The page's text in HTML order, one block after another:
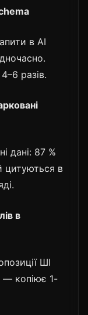
в AI
разів.
дані: 87 %
цитуються в
в
ШІ
— копіює 1-